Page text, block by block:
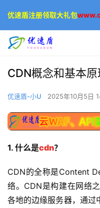
CDN概念和基本原
优速盾-小U 2025年10月5日
1. 什么是cdn？
CDN的全称是Content
络。CDN是构建在网络
各地的边缘服务器，通过
优速盾注册领取大礼包